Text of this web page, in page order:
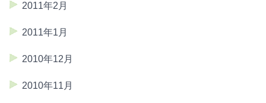
2011年2月
2011年1月
2010年12月
2010年11月